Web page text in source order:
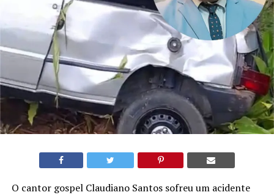
O cantor gospel Claudiano Santos sofreu um acidente